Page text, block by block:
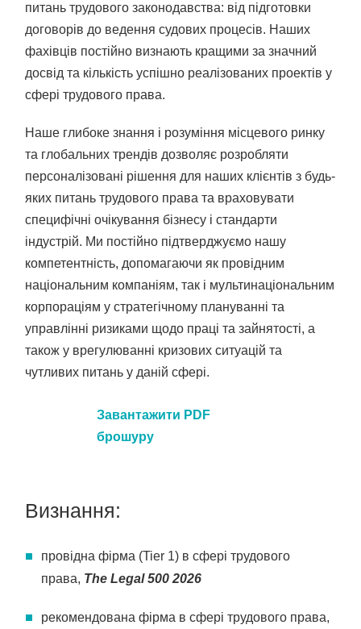
питань трудового законодавства: від підготовки
договорів до ведення судових процесів. Наших
фахівців постійно визнають кращими за значний
досвід та кількість успішно реалізованих проектів у
сфері трудового права.
Наше глибоке знання і розуміння місцевого ринку
та глобальних трендів дозволяє розробляти
персоналізовані рішення для наших клієнтів з будь-
яких питань трудового права та враховувати
специфічні очікування бізнесу і стандарти
індустрій. Ми постійно підтверджуємо нашу
компетентність, допомагаючи як провідним
національним компаніям, так і мультинаціональним
корпораціям у стратегічному плануванні та
управлінні ризиками щодо праці та зайнятості, а
також у врегулюванні кризових ситуацій та
чутливих питань у даній сфері.
Завантажити PDF
брошуру
Визнання:
провідна фірма (Tier 1) в сфері трудового
права, The Legal 500 2026
рекомендована фірма в сфері трудового права,